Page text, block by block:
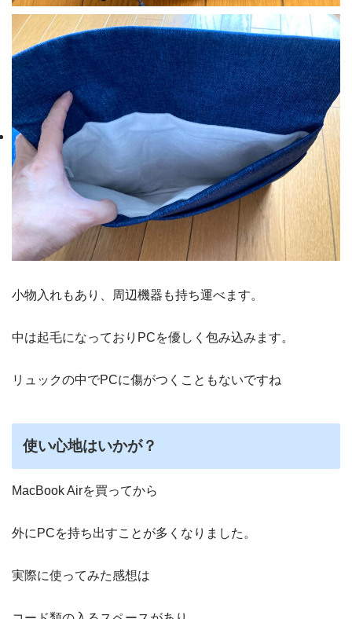
小物入れもあり、周辺機器も持ち運べます。
中は起毛になっておりPCを優しく包み込みます。
リュックの中でPCに傷がつくこともないですね
使い心地はいかが？
MacBook Airを買ってから
外にPCを持ち出すことが多くなりました。
実際に使ってみた感想は